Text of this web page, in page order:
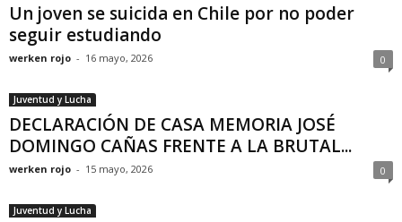
Un joven se suicida en Chile por no poder
seguir estudiando
werken rojo - 16 mayo, 2026 0
Juventud y Lucha
DECLARACIÓN DE CASA MEMORIA JOSÉ
DOMINGO CAÑAS FRENTE A LA BRUTAL...
werken rojo - 15 mayo, 2026 0
Juventud y Lucha